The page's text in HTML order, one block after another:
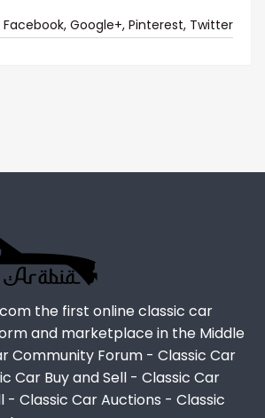
Facebook, Google+, Pinterest, Twitter
the first online classic car
and marketplace in the Middle
Community Forum - Classic Car
Car Buy and Sell - Classic Car
- Classic Car Auctions - Classic